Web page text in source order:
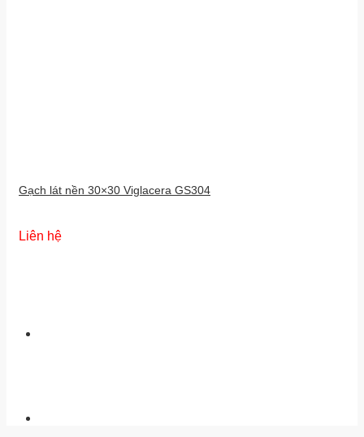
Gạch lát nền 30×30 Viglacera GS304
Liên hệ